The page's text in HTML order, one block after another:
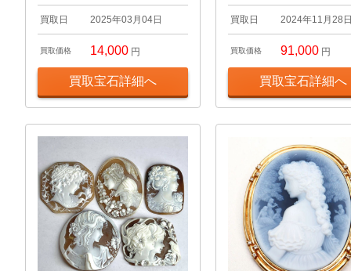
買取日 2025年03月04日
買取価格 14,000 円
買取宝石詳細へ
買取日 2024年11月28
買取価格 91,000 円
買取宝石詳細へ